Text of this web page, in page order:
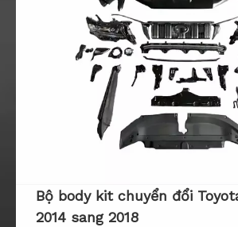
Bộ body kit chuyển đổi
2014 sang 2018